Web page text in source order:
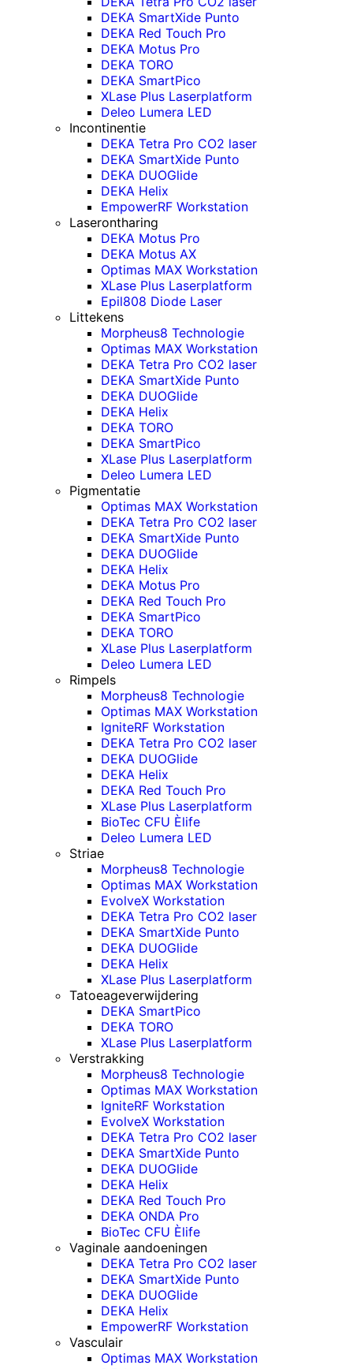
DEKA SmartXide Punto
DEKA Red Touch Pro
DEKA Motus Pro
DEKA TORO
DEKA SmartPico
XLase Plus Laserplatform
Deleo Lumera LED
Incontinentie
DEKA Tetra Pro CO2 laser
DEKA SmartXide Punto
DEKA DUOGlide
DEKA Helix
EmpowerRF Workstation
Laserontharing
DEKA Motus Pro
DEKA Motus AX
Optimas MAX Workstation
XLase Plus Laserplatform
Epil808 Diode Laser
Littekens
Morpheus8 Technologie
Optimas MAX Workstation
DEKA Tetra Pro CO2 laser
DEKA SmartXide Punto
DEKA DUOGlide
DEKA Helix
DEKA TORO
DEKA SmartPico
XLase Plus Laserplatform
Deleo Lumera LED
Pigmentatie
Optimas MAX Workstation
DEKA Tetra Pro CO2 laser
DEKA SmartXide Punto
DEKA DUOGlide
DEKA Helix
DEKA Motus Pro
DEKA Red Touch Pro
DEKA SmartPico
DEKA TORO
XLase Plus Laserplatform
Deleo Lumera LED
Rimpels
Morpheus8 Technologie
Optimas MAX Workstation
IgniteRF Workstation
DEKA Tetra Pro CO2 laser
DEKA DUOGlide
DEKA Helix
DEKA Red Touch Pro
XLase Plus Laserplatform
BioTec CFU Èlife
Deleo Lumera LED
Striae
Morpheus8 Technologie
Optimas MAX Workstation
EvolveX Workstation
DEKA Tetra Pro CO2 laser
DEKA SmartXide Punto
DEKA DUOGlide
DEKA Helix
XLase Plus Laserplatform
Tatoeageverwijdering
DEKA SmartPico
DEKA TORO
XLase Plus Laserplatform
Verstrakking
Morpheus8 Technologie
Optimas MAX Workstation
IgniteRF Workstation
EvolveX Workstation
DEKA Tetra Pro CO2 laser
DEKA SmartXide Punto
DEKA DUOGlide
DEKA Helix
DEKA Red Touch Pro
DEKA ONDA Pro
BioTec CFU Èlife
Vaginale aandoeningen
DEKA Tetra Pro CO2 laser
DEKA SmartXide Punto
DEKA DUOGlide
DEKA Helix
EmpowerRF Workstation
Vasculair
Optimas MAX Workstation